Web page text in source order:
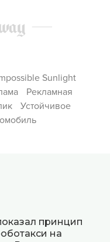
Sunlight
Рекламная
Устойчивое
принцип
на